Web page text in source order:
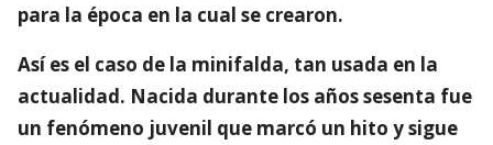
para la época en la cual se crearon.
Así es el caso de la minifalda, tan usada en la
actualidad. Nacida durante los años sesenta fue
un fenómeno juvenil que marcó un hito y sigue